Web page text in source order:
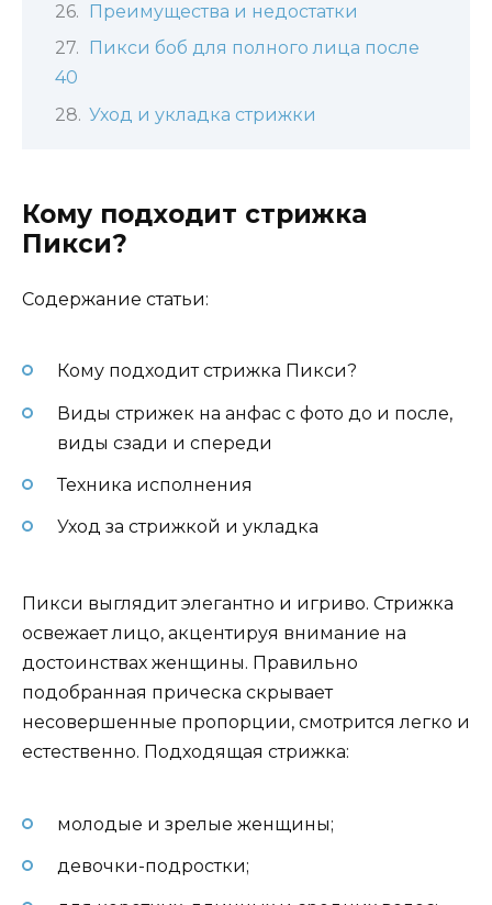
Преимущества и недостатки
Пикси боб для полного лица после
40
Уход и укладка стрижки
Кому подходит стрижка
Пикси?
Содержание статьи:
Кому подходит стрижка Пикси?
Виды стрижек на анфас с фото до и после,
виды сзади и спереди
Техника исполнения
Уход за стрижкой и укладка
Пикси выглядит элегантно и игриво. Стрижка
освежает лицо, акцентируя внимание на
достоинствах женщины. Правильно
подобранная прическа скрывает
несовершенные пропорции, смотрится легко и
естественно. Подходящая стрижка:
молодые и зрелые женщины;
девочки-подростки;